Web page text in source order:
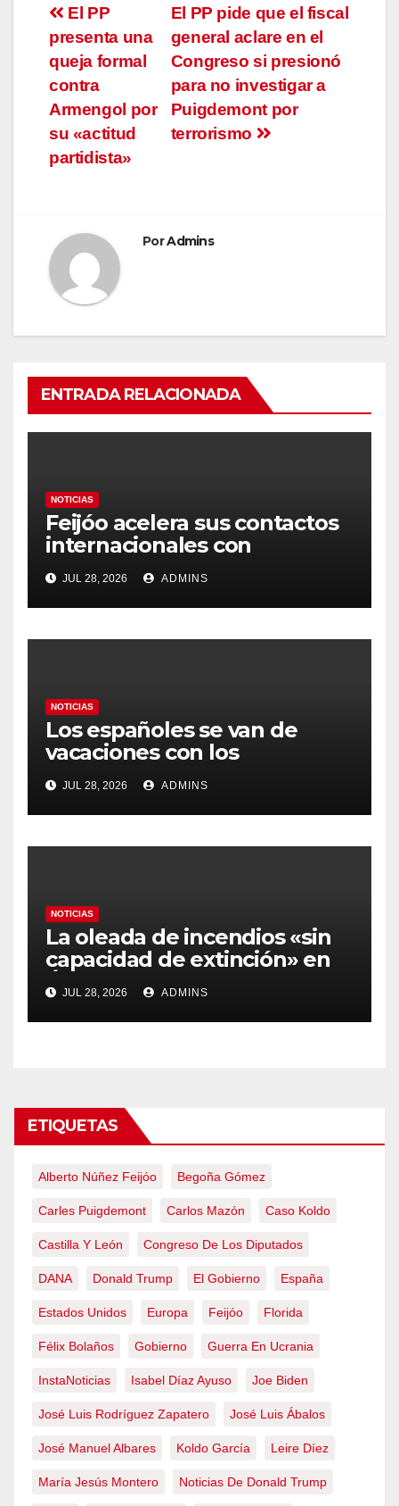
Navegación
de
entradas
El PP pide que el fiscal
general aclare en el
Congreso si presionó
para no investigar a
Puigdemont por
terrorismo
El PP
presenta una
queja formal
contra
Armengol por
su «actitud
partidista»
PorAdmins
ENTRADA RELACIONADA
NOTICIAS
Feijóo acelera sus contactos
internacionales con
Latinoamérica como socio
prioritario en su agenda de
gobierno
JUL 28, 2026 ADMINS
NOTICIAS
Los españoles se van de
vacaciones con los
carburantes hasta un 21%
más caros que el año pasado
y los hoteles disparados
JUL 28, 2026 ADMINS
NOTICIAS
La oleada de incendios «sin
capacidad de extinción» en
Ávila y al oeste de Madrid
obliga a declarar la
emergencia nacional
JUL 28, 2026 ADMINS
ETIQUETAS
Alberto Núñez Feijóo Begoña Gómez
Carles Puigdemont Carlos Mazón Caso Koldo
Castilla Y León Congreso De Los Diputados
DANA Donald Trump El Gobierno España
Estados Unidos Europa Feijóo Florida
Félix Bolaños Gobierno Guerra En Ucrania
InstaNoticias Isabel Díaz Ayuso Joe Biden
José Luis Rodríguez Zapatero José Luis Ábalos
José Manuel Albares Koldo García Leire Díez
María Jesús Montero Noticias De Donald Trump